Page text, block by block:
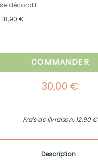
décoratif
18,90 €
COMMANDER
30,00 €
Frais de livraison: 12,90 €
Description :